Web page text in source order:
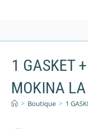
1 GASKET
MOKINA
> Boutique > 1